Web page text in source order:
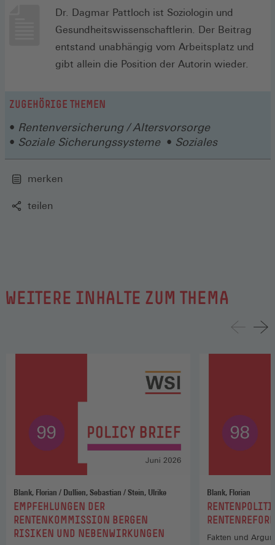
Dr. Dagmar Pattloch ist Soziologin und
Gesundheitswissenschaftlerin. Der Beitrag
entstand unabhängig vom Arbeitsplatz und
gibt allein die Position der Autorin wieder.
ZUGEHÖRIGE THEMEN
Rentenversicherung / Altersvorsorge
Soziale Sicherungssysteme
Soziales
merken
teilen
WEITERE INHALTE ZUM THEMA
Blank, Florian / Dullien, Sebastian / Stein, Ulrike
:EMPFEHLUNGEN DER
RENTENKOMMISSION BERGEN
RISIKEN UND NEBENWIRKUNGEN
Blank, Florian
:
Fakten und